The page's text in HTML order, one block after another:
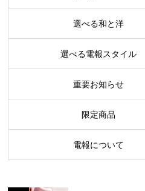
選べる和と洋
選べる電報スタイル
重要お知らせ
限定商品
電報について